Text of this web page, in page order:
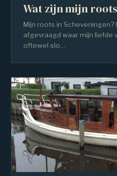
Wat zijn mijn roots
Mijn roots in Scheveningen?
afgevraagd waar mijn liefde
oftewel slo…